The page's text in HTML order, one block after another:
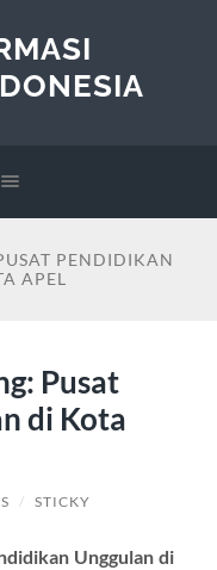
PENDIDIKAN
APEL
Pusat
di Kota
/ STICKY
Unggulan di